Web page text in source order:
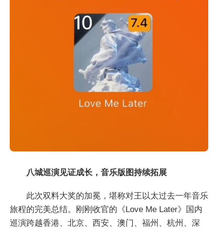
八城巡演见证成长，音乐版图持续拓展
此次双料大奖的加冕，堪称对王以太过去一年音乐
旅程的完美总结。刚刚收官的《Love Me Later》国内
巡演跨越香港、北京、西安、澳门、福州、杭州、深